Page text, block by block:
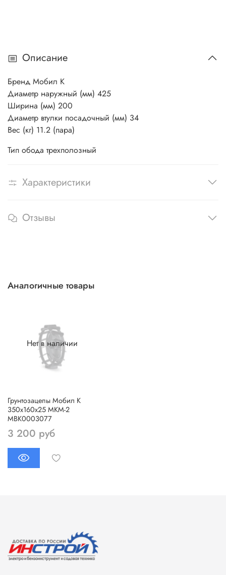
Описание
Бренд Мобил К
Диаметр наружный (мм) 425
Ширина (мм) 200
Диаметр втулки посадочный (мм) 34
Вес (кг) 11.2 (пара)
Тип обода трехполозный
Характеристики
Отзывы
Аналогичные товары
Нет в наличии
Грунтозацепы Мобил К
350х160х25 МКМ-2
МВК0003077
3 200 руб